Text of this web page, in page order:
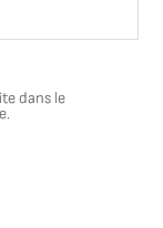
dans le